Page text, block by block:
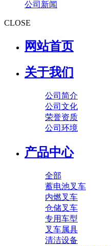
公司新闻
CLOSE
网站首页
关于我们
公司简介
公司文化
荣誉资质
公司环境
产品中心
全部
蓄电池叉车
内燃叉车
仓储叉车
专用车型
叉车属具
清洁设备